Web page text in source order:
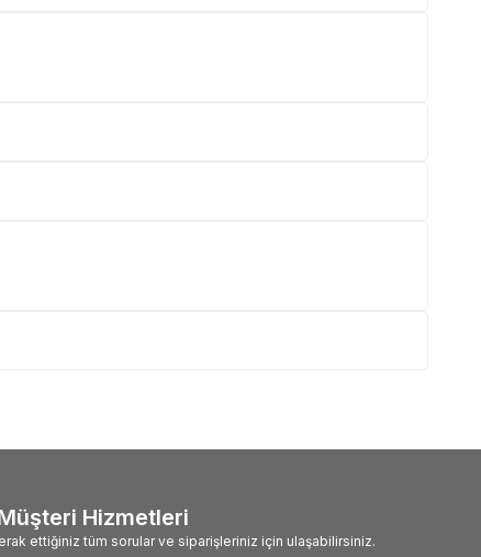
Hizmetleri
ettiğiniz tüm sorular ve siparişleriniz için ulaşabilirsiniz.